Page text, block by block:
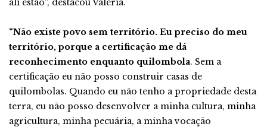
ali estão”, destacou Valéria.
“Não existe povo sem território. Eu preciso do meu
território, porque a certificação me dá
reconhecimento enquanto quilombola. Sem a
certificação eu não posso construir casas de
quilombolas. Quando eu não tenho a propriedade desta
terra, eu não posso desenvolver a minha cultura, minha
agricultura, minha pecuária, a minha vocação